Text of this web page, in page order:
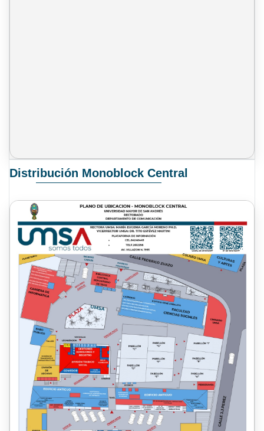
Distribución Monoblock Central